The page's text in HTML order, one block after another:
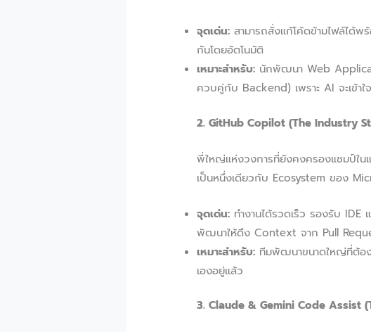
จุดเด่น: สามารถสั่งแก้โค้ดข้ามไฟล์ได้
กันโดยอัตโนมัติ
เหมาะสำหรับ: นักพัฒนา Web
ควบคู่กับ Backend) เพราะ AI จะเข้า
2. GitHub Copilot (The Industry
พี่ใหญ่แห่งวงการที่ยังคงครองแชมป์ใน
เป็นหนึ่งเดียวกับ Ecosystem ของ
จุดเด่น: ทำงานได้รวดเร็ว รองรับ
พัฒนาให้ดึง Context จาก Pull
เหมาะสำหรับ: ทีมพัฒนาขนาดใหญ่ที่ต้อ
เองอยู่แล้ว
3. Claude & Gemini Code Assist